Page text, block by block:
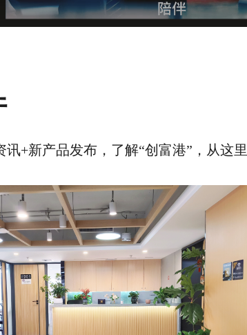
讯+新产品发布，了解“创富港”，从这里